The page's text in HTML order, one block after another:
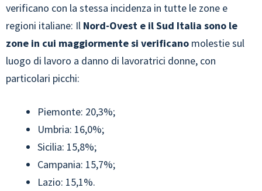
verificano con la stessa incidenza in tutte le zone e
regioni italiane: Il Nord-Ovest e il Sud Italia sono le
zone in cui maggiormente si verificano molestie sul
luogo di lavoro a danno di lavoratrici donne, con
particolari picchi:
Piemonte: 20,3%;
Umbria: 16,0%;
Sicilia: 15,8%;
Campania: 15,7%;
Lazio: 15,1%.